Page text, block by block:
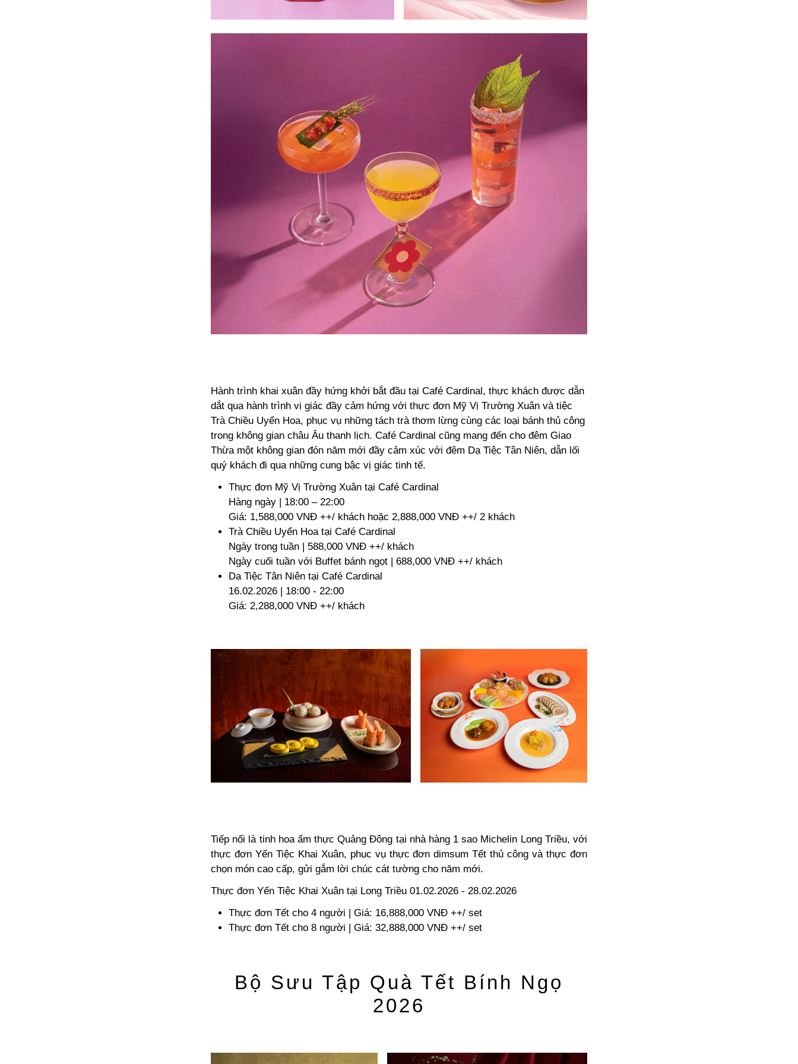
Hành trình khai xuân đầy hứng khởi bắt đầu tại Café Cardinal, thực khách được dẫn
dắt qua hành trình vị giác đầy cảm hứng với thực đơn Mỹ Vị Trường Xuân và tiệc
Trà Chiều Uyển Hoa, phục vụ những tách trà thơm lừng cùng các loại bánh thủ công
trong không gian châu Âu thanh lịch. Café Cardinal cũng mang đến cho đêm Giao
Thừa một không gian đón năm mới đầy cảm xúc với đêm Dạ Tiệc Tân Niên, dẫn lối
quý khách đi qua những cung bậc vị giác tinh tế.
Thực đơn Mỹ Vị Trường Xuân tại Café Cardinal
Hàng ngày | 18:00 – 22:00
Giá: 1,588,000 VNĐ ++/ khách hoặc 2,888,000 VNĐ ++/ 2 khách
Trà Chiều Uyển Hoa tại Café Cardinal
Ngày trong tuần | 588,000 VNĐ ++/ khách
Ngày cuối tuần với Buffet bánh ngọt | 688,000 VNĐ ++/ khách
Dạ Tiệc Tân Niên tại Café Cardinal
16.02.2026 | 18:00 - 22:00
Giá: 2,288,000 VNĐ ++/ khách
Tiếp nối là tinh hoa ẩm thực Quảng Đông tại nhà hàng 1 sao Michelin Long Triều, với
thực đơn Yến Tiệc Khai Xuân, phục vụ thực đơn dimsum Tết thủ công và thực đơn
chọn món cao cấp, gửi gắm lời chúc cát tường cho năm mới.
Thực đơn Yến Tiệc Khai Xuân tại Long Triều 01.02.2026 - 28.02.2026
Thực đơn Tết cho 4 người | Giá: 16,888,000 VNĐ ++/ set
Thực đơn Tết cho 8 người | Giá: 32,888,000 VNĐ ++/ set
Bộ Sưu Tập Quà Tết Bính Ngọ
2026